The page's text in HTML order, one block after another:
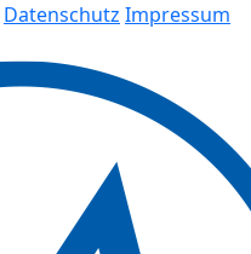
Datenschutz Impressum